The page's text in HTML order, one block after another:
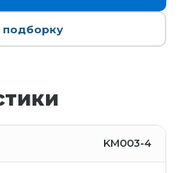
подборку
KM003-4